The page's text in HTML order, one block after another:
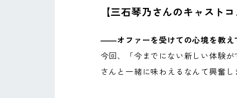
【三石琴乃さんのキャスト
――オファーを受けての心境を教え
今回、「今までにない新しい体験
さんと一緒に味わえるなんて興奮し